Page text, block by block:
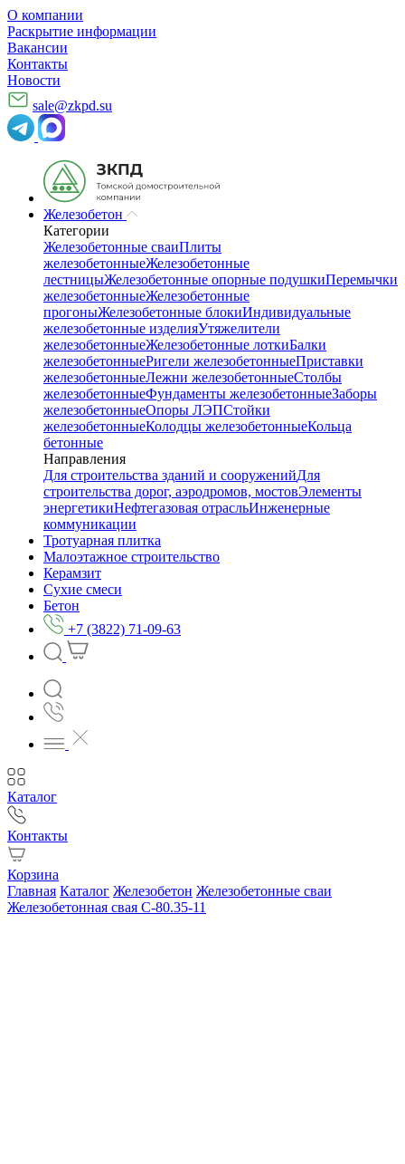
О компании
Раскрытие информации
Вакансии
Контакты
Новости
sale@zkpd.su
Железобетон
Категории
Железобетонные сваиПлиты
железобетонныеЖелезобетонные
лестницыЖелезобетонные опорные подушкиПеремычки
железобетонныеЖелезобетонные
прогоныЖелезобетонные блокиИндивидуальные
железобетонные изделияУтяжелители
железобетонныеЖелезобетонные лоткиБалки
железобетонныеРигели железобетонныеПриставки
железобетонныеЛежни железобетонныеСтолбы
железобетонныеФундаменты железобетонныеЗаборы
железобетонныеОпоры ЛЭПСтойки
железобетонныеКолодцы железобетонныеКольца
бетонные
Направления
Для строительства зданий и сооруженийДля
строительства дорог, аэродромов, мостовЭлементы
энергетикиНефтегазовая отрасльИнженерные
коммуникации
Тротуарная плитка
Малоэтажное строительство
Керамзит
Сухие смеси
Бетон
+7 (3822) 71-09-63
Каталог
Контакты
Корзина
Главная Каталог Железобетон Железобетонные сваи
Железобетонная свая С-80.35-11